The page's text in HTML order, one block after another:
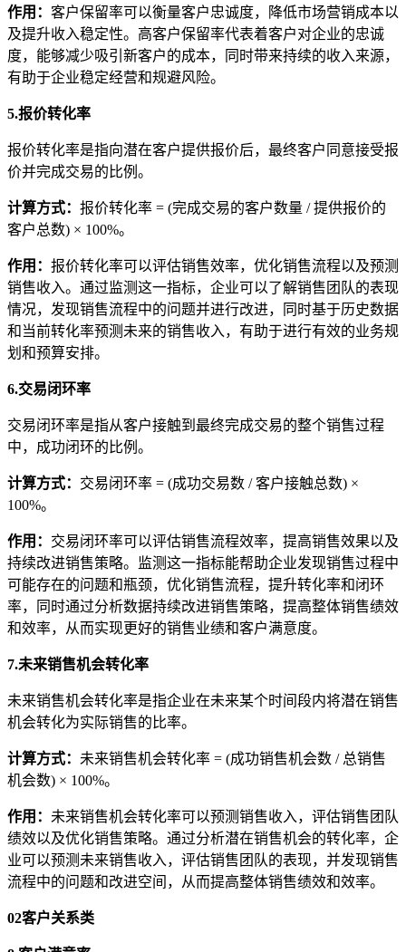
作用 ： 客户保留率可以衡量客户忠诚度，降低市场营销成本以
及提升收入稳定性。高客户保留率代表着客户对企业的忠诚
度，能够减少吸引新客户的成本，同时带来持续的收入来源，
有助于企业稳定经营和规避风险。
5.报价转化率
报价转化率是指向潜在客户提供报价后，最终客户同意接受报
价并完成交易的比例。
计算方式： 报价转化率 = (完成交易的客户数量 / 提供报价的
客户总数) × 100%。
作用 ： 报价转化率可以评估销售效率，优化销售流程以及预测
销售收入。通过监测这一指标，企业可以了解销售团队的表现
情况，发现销售流程中的问题并进行改进，同时基于历史数据
和当前转化率预测未来的销售收入，有助于进行有效的业务规
划和预算安排。
6.交易闭环率
交易闭环率是指从客户接触到最终完成交易的整个销售过程
中，成功闭环的比例。
计算方式： 交易闭环率 = (成功交易数 / 客户接触总数) ×
100%。
作用 ： 交易闭环率可以评估销售流程效率，提高销售效果以及
持续改进销售策略。监测这一指标能帮助企业发现销售过程中
可能存在的问题和瓶颈，优化销售流程，提升转化率和闭环
率，同时通过分析数据持续改进销售策略，提高整体销售绩效
和效率，从而实现更好的销售业绩和客户满意度。
7.未来销售机会转化率
未来销售机会转化率是指企业在未来某个时间段内将潜在销售
机会转化为实际销售的比率。
计算方式： 未来销售机会转化率 = (成功销售机会数 / 总销售
机会数) × 100%。
作用 ： 未来销售机会转化率可以预测销售收入，评估销售团队
绩效以及优化销售策略。通过分析潜在销售机会的转化率，企
业可以预测未来销售收入，评估销售团队的表现，并发现销售
流程中的问题和改进空间，从而提高整体销售绩效和效率。
02客户关系类